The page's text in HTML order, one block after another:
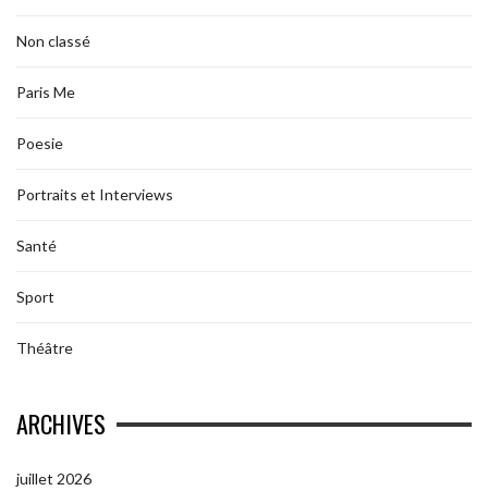
Non classé
Paris Me
Poesie
Portraits et Interviews
Santé
Sport
Théâtre
ARCHIVES
juillet 2026